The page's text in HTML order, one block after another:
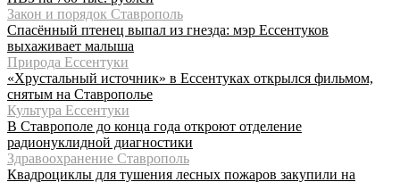
Закон и порядок Ставрополь
Спасённый птенец выпал из гнезда: мэр Ессентуков
выхаживает малыша
Природа Ессентуки
«Хрустальный источник» в Ессентуках открылся фильмом,
снятым на Ставрополье
Культура Ессентуки
В Ставрополе до конца года откроют отделение
радионуклидной диагностики
Здравоохранение Ставрополь
Квадроциклы для тушения лесных пожаров закупили на